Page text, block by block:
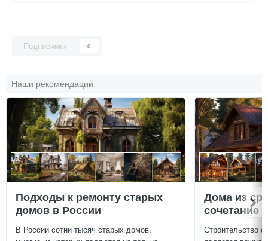
Подписчики 0
Наши рекомендации
Подходы к ремонту старых
домов в России
В России сотни тысяч старых домов,
Дома из
сочетание
Строительство